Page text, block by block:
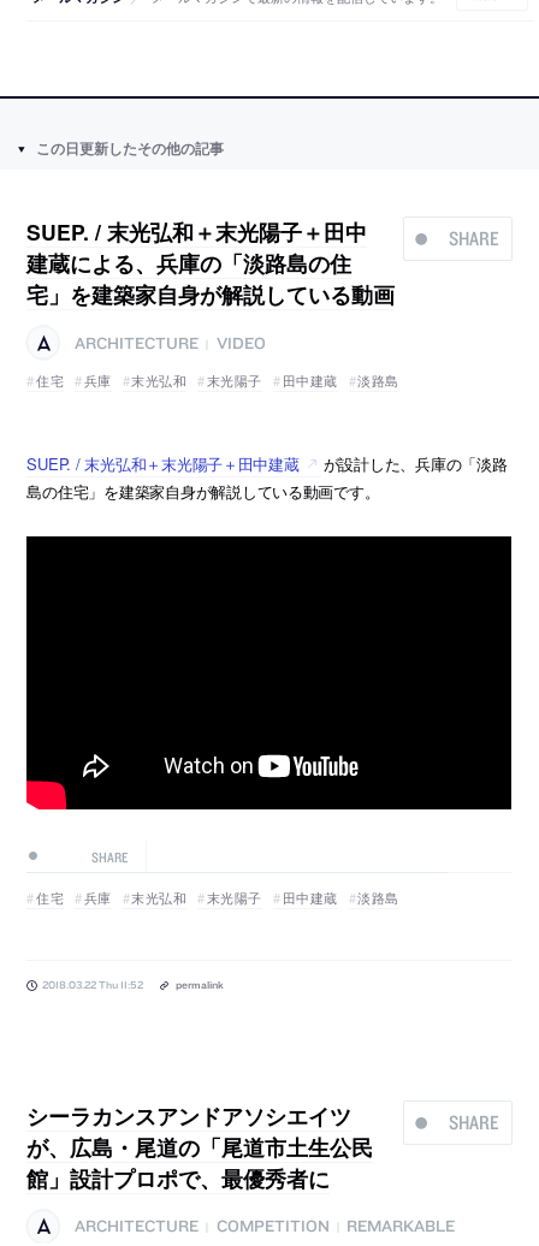
この日更新したその他の記事
SHARE
SUEP. / 末光弘和＋末光陽子＋田中
建蔵による、兵庫の「淡路島の住
宅」を建築家自身が解説している動画
ARCHITECTURE
VIDEO
住宅
兵庫 末光弘和 末光陽子 田中建蔵 淡路島
SUEP. / 末光弘和＋末光陽子＋田中建蔵
が設計した、兵庫の「淡路
島の住宅」を建築家自身が解説している動画です。
SHARE
住宅 兵庫 末光弘和 末光陽子 田中建蔵 淡路島
2018.03.22 Thu 11:52 permalink
SHARE
シーラカンスアンドアソシエイツ
が、広島・尾道の「尾道市土生公民
館」設計プロポで、最優秀者に
ARCHITECTURE COMPETITION
REMARKABLE